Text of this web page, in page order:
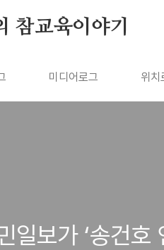
참교육이야기
미디어로그 위치
일보가 ‘송건호